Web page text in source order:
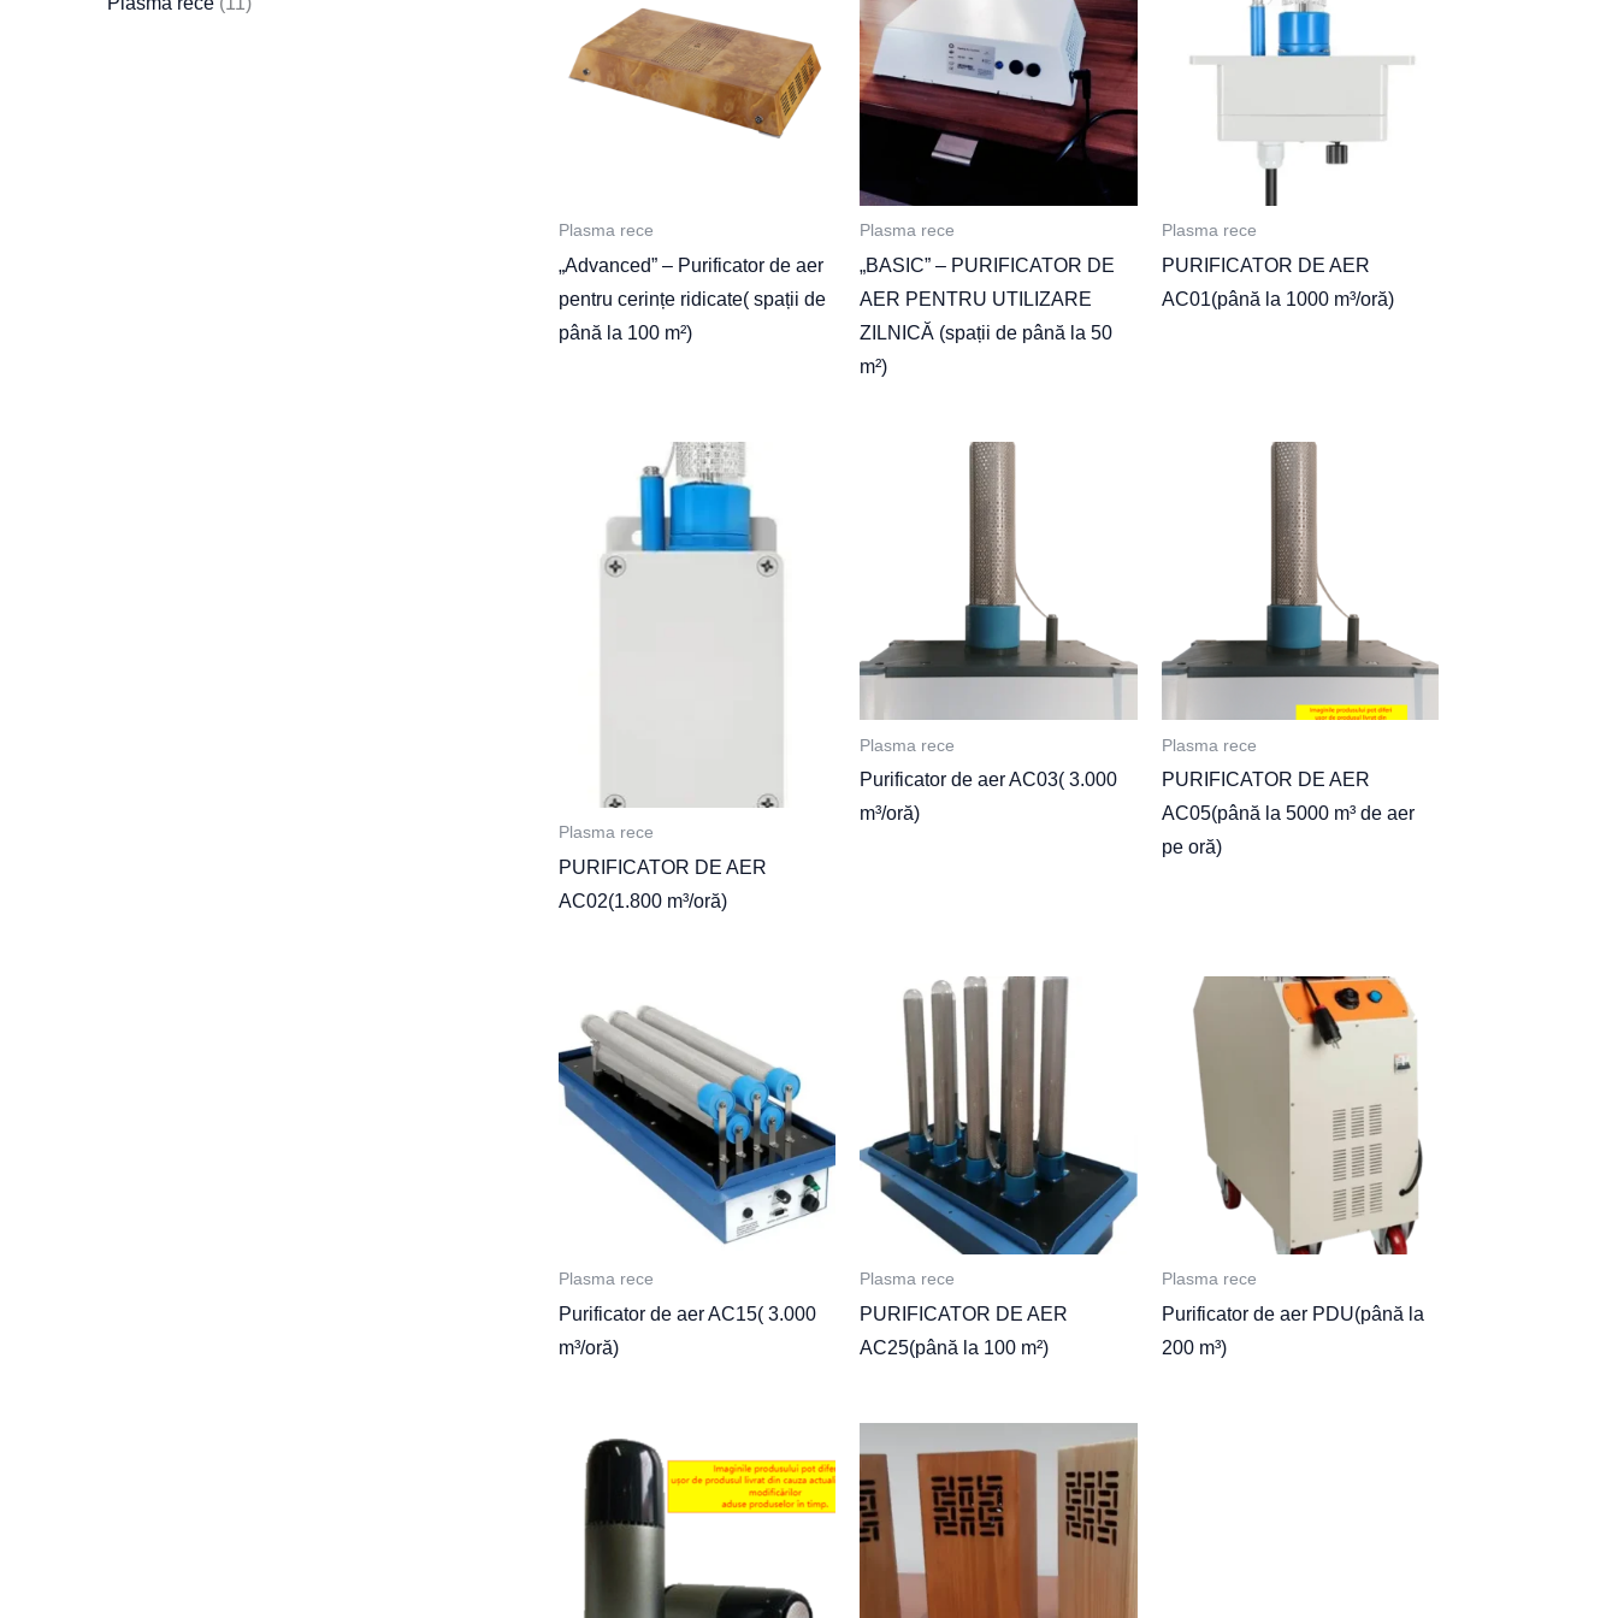
Plasma rece
„Advanced” – Purificator de aer
pentru cerințe ridicate( spații de
până la 100 m²)
Plasma rece
„BASIC” – PURIFICATOR DE
AER PENTRU UTILIZARE
ZILNICĂ (spații de până la 50
m²)
Plasma rece
PURIFICATOR DE AER
AC01(până la 1000 m³/oră)
Plasma rece
PURIFICATOR DE AER
AC02(1.800 m³/oră)
Plasma rece
Purificator de aer AC03( 3.000
m³/oră)
Plasma rece
PURIFICATOR DE AER
AC05(până la 5000 m³ de aer
pe oră)
Plasma rece
Purificator de aer AC15( 3.000
m³/oră)
Plasma rece
PURIFICATOR DE AER
AC25(până la 100 m²)
Plasma rece
Purificator de aer PDU(până la
200 m³)